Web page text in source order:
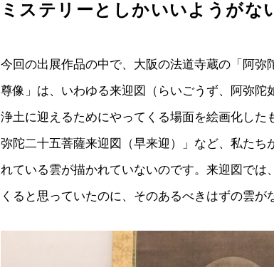
ミステリーとしかいいようがな
今回の出展作品の中で、大阪の法道寺蔵の「阿弥
尊像」は、いわゆる来迎図（らいごうず、阿弥陀
浄土に迎えるためにやってくる場面を絵画化し
弥陀二十五菩薩来迎図（早来迎）」など、私た
れている雲が描かれていないのです。来迎図では
くると思っていたのに、そのあるべきはずの雲が